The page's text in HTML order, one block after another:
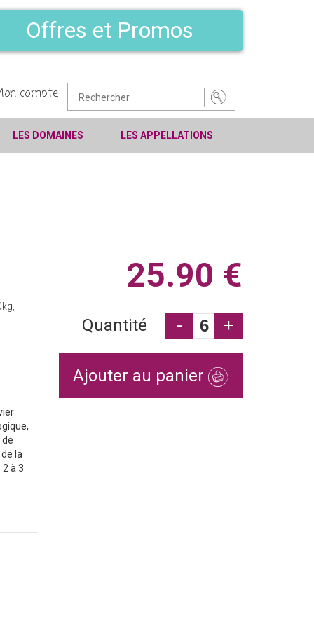
Offres et Promos
compte
LES DOMAINES LES APPELLATIONS
la
à 3
25.90 €
Quantité - +
Ajouter au panier